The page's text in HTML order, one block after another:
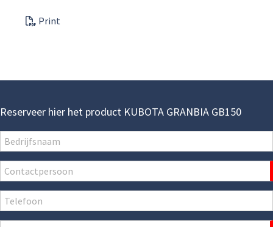
Print
Reserveer hier het product KUBOTA GRANBIA GB150